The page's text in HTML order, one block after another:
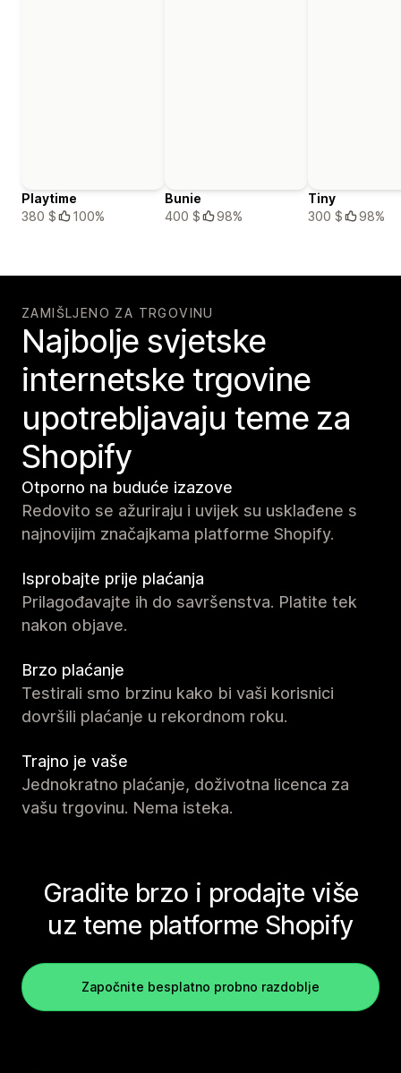
Playtime
380 $
100%
Bunie
400 $
98%
Tiny
300 $
98%
ZAMIŠLJENO ZA TRGOVINU
Najbolje svjetske
internetske trgovine
upotrebljavaju teme za
Shopify
Otporno na buduće izazove
Redovito se ažuriraju i uvijek su usklađene s
najnovijim značajkama platforme Shopify.
Isprobajte prije plaćanja
Prilagođavajte ih do savršenstva. Platite tek
nakon objave.
Brzo plaćanje
Testirali smo brzinu kako bi vaši korisnici
dovršili plaćanje u rekordnom roku.
Trajno je vaše
Jednokratno plaćanje, doživotna licenca za
vašu trgovinu. Nema isteka.
Gradite brzo i prodajte više
uz teme platforme Shopify
Započnite besplatno probno razdoblje